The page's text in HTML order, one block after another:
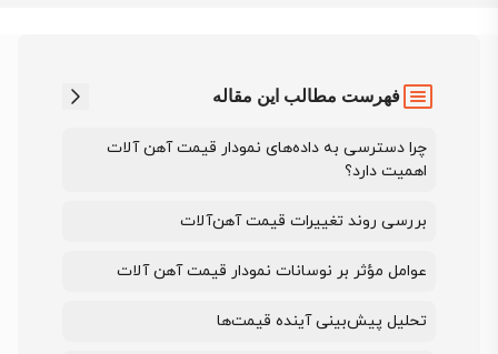
فهرست مطالب این مقاله
چرا دسترسی به داده‌های نمودار قیمت آهن آلات
اهمیت دارد؟
بررسی روند تغییرات قیمت آهن‌آلات
عوامل مؤثر بر نوسانات نمودار قیمت آهن آلات
تحلیل پیش‌بینی آینده قیمت‌ها